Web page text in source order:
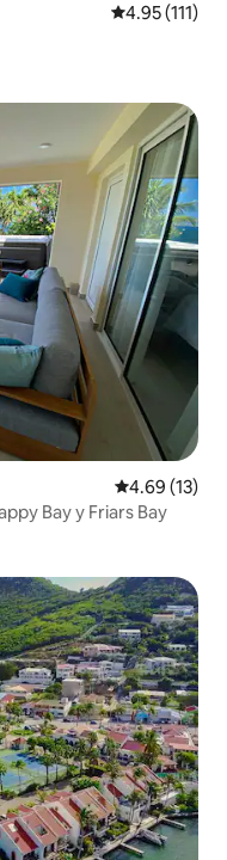
Calificación
4.95 (111)
Calificación
4.69 (13)
Bay y Friars Bay